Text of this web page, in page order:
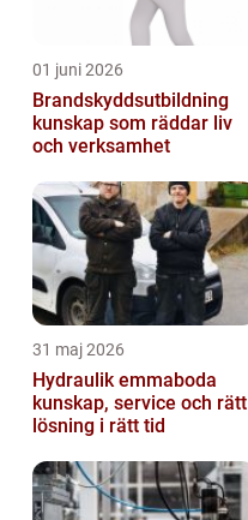
01 juni 2026
Brandskyddsutbildning
kunskap som räddar liv
och verksamhet
31 maj 2026
Hydraulik emmaboda
kunskap, service och rätt
lösning i rätt tid